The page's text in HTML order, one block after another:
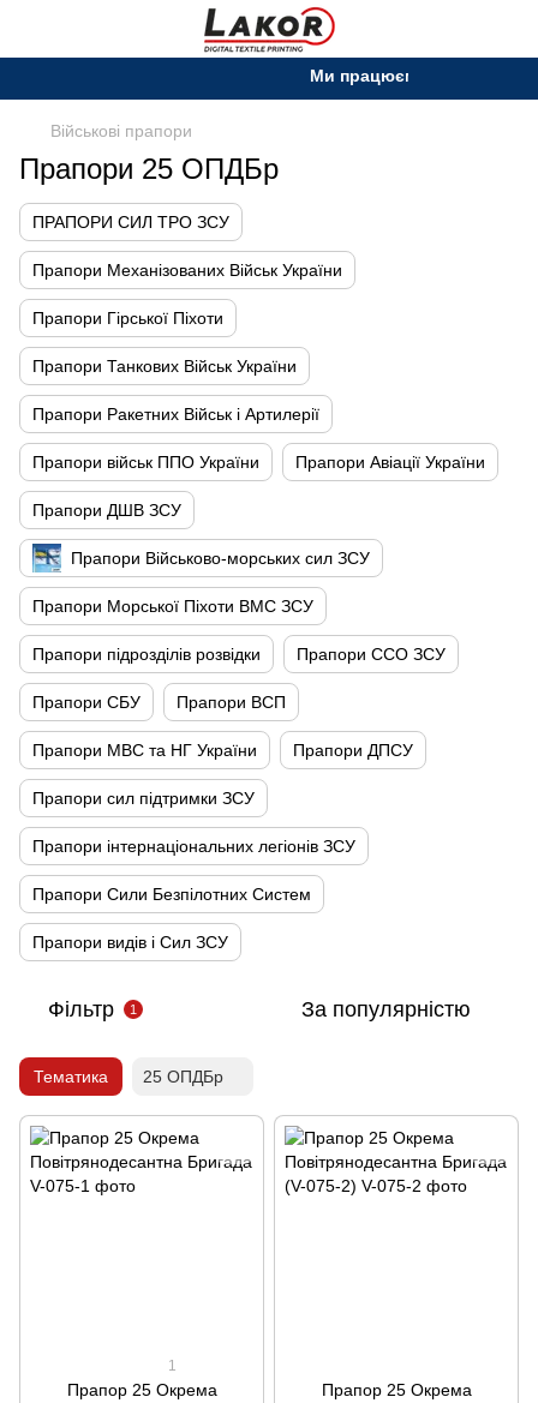
Ми працюємо. Все буде
Військові прапори
Прапори 25 ОПДБр
ПРАПОРИ СИЛ ТРО ЗСУ
Прапори Механізованих Військ України
Прапори Гірської Піхоти
Прапори Танкових Військ України
Прапори Ракетних Військ і Артилерії
Прапори військ ППО України Прапори Авіації України
Прапори ДШВ ЗСУ
Прапори Військово-морських сил ЗСУ
Прапори Морської Піхоти ВМС ЗСУ
Прапори підрозділів розвідки Прапори ССО ЗСУ
Прапори СБУ Прапори ВСП
Прапори МВС та НГ України Прапори ДПСУ
Прапори сил підтримки ЗСУ
Прапори інтернаціональних легіонів ЗСУ
Прапори Сили Безпілотних Систем
Прапори видів і Сил ЗСУ
Фільтр 1 За популярністю
Тематика 25 ОПДБр
1
Прапор 25 Окрема
Прапор 25 Окрема